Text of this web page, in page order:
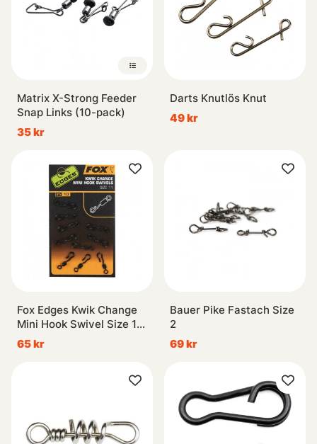
Matrix X-Strong Feeder
Snap Links (10-pack)
35 kr
Darts Knutlös Knut
49 kr
Fox Edges Kwik Change
Mini Hook Swivel Size 11
(10-pack)
65 kr
Bauer Pike Fastach Size
2
69 kr